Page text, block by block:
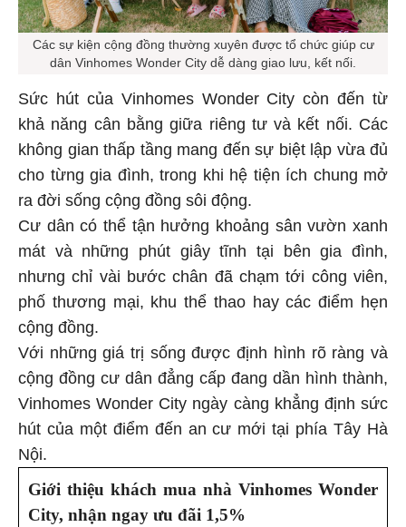
Các sự kiện cộng đồng thường xuyên được tổ chức giúp cư
dân Vinhomes Wonder City dễ dàng giao lưu, kết nối.
Sức hút của Vinhomes Wonder City còn đến từ
khả năng cân bằng giữa riêng tư và kết nối. Các
không gian thấp tầng mang đến sự biệt lập vừa đủ
cho từng gia đình, trong khi hệ tiện ích chung mở
ra đời sống cộng đồng sôi động.
Cư dân có thể tận hưởng khoảng sân vườn xanh
mát và những phút giây tĩnh tại bên gia đình,
nhưng chỉ vài bước chân đã chạm tới công viên,
phố thương mại, khu thể thao hay các điểm hẹn
cộng đồng.
Với những giá trị sống được định hình rõ ràng và
cộng đồng cư dân đẳng cấp đang dần hình thành,
Vinhomes Wonder City ngày càng khẳng định sức
hút của một điểm đến an cư mới tại phía Tây Hà
Nội.
Giới thiệu khách mua nhà Vinhomes Wonder
City, nhận ngay ưu đãi 1,5%